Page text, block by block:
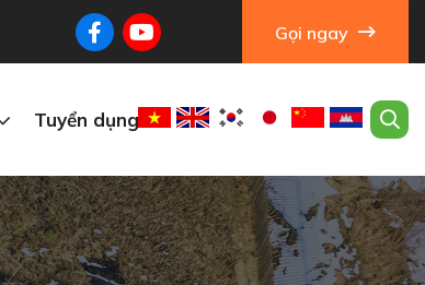
Gọi ngay
Tuyển dụng